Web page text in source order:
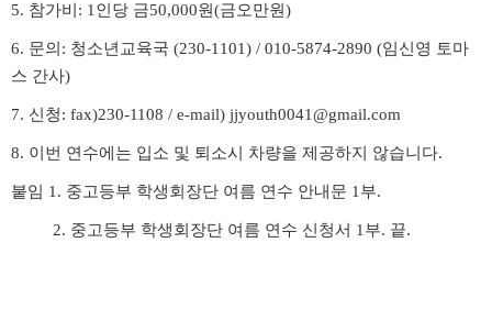
5. 참가비 : 1 인당 금50,000원(금오만원)
6. 문의 : 청소년교육국 (230-1101) / 010-5874-2890 (임신영 토마
스 간사)
7. 신청: fax)230-1108 / e-mail) jjyouth0041@gmail.com
8. 이번 연수에는 입소 및 퇴소시 차량을 제공하지 않습니다.
붙임 1. 중고등부 학생회장단 여름 연수 안내문 1 부.
2. 중고등부 학생회장단 여름 연수 신청서 1 부. 끝.